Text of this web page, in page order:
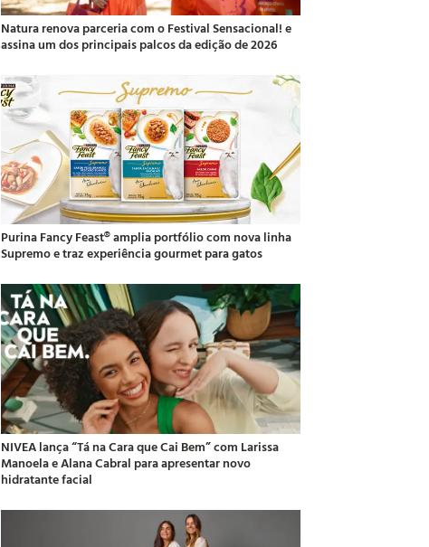
Natura renova parceria com o Festival Sensacional! e
assina um dos principais palcos da edição de 2026
Purina Fancy Feast® amplia portfólio com nova linha
Supremo e traz experiência gourmet para gatos
NIVEA lança “Tá na Cara que Cai Bem” com Larissa
Manoela e Alana Cabral para apresentar novo
hidratante facial